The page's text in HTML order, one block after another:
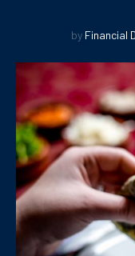
by Financial